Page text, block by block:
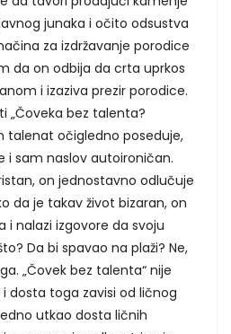
junaka i očito odsustva
za izdržavanje porodice
da on odbija da crta uprkos
i izaziva prezir porodice.
„Čoveka bez talenta?
talenat očigledno poseduje,
i sam naslov autoironičan.
on jednostavno odlučuje
da je takav život bizaran, on
i nalazi izgovore da svoju
Da bi spavao na plaži? Ne,
„Čovek bez talenta“ nije
dosta toga zavisi od ličnog
utkao dosta ličnih